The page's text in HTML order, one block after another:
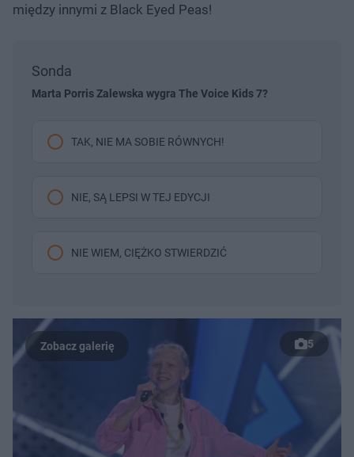
między innymi z Black Eyed Peas!
Sonda
Marta Porris Zalewska wygra The Voice Kids 7?
TAK, NIE MA SOBIE RÓWNYCH!
NIE, SĄ LEPSI W TEJ EDYCJI
NIE WIEM, CIĘŻKO STWIERDZIĆ
5